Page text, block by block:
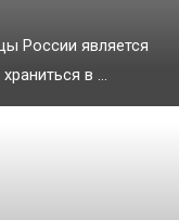
России является
в ...